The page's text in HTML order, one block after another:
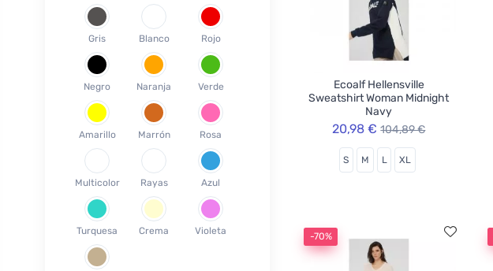
Officina Naturae 6
OnlyBio 1
Endles by Econea 3
Pinke Welle 3
1
Jack n Jill 35
5
1
Circular Cup 1
Neobotanics 17
40 58
65
42 35
43 26
44
45 18
46
XS 3
S
M 40
L
Gris Blanco Rojo
Negro Naranja Verde
Amarillo Marrón Rosa
Multicolor Rayas Azul
Turquesa Crema Violeta
Ecoalf Hellensville
Sweatshirt Woman Midnight
Navy
20,98 € 104,89 €
S M L XL
-70%